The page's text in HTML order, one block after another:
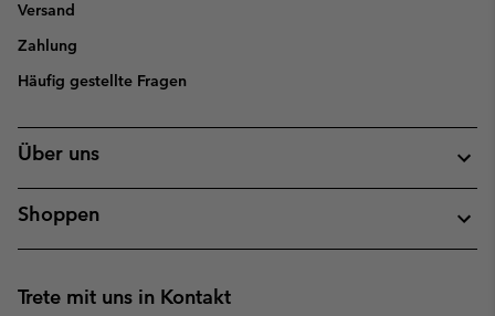
Versand
Zahlung
Häufig gestellte Fragen
Über uns
Shoppen
Trete mit uns in Kontakt